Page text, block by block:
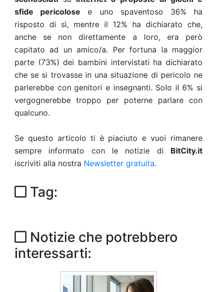
sfide pericolose e uno spaventoso 36% ha
risposto di sì, mentre il 12% ha dichiarato che,
anche se non direttamente a loro, era però
capitato ad un amico/a. Per fortuna la maggior
parte (73%) dei bambini intervistati ha dichiarato
che se si trovasse in una situazione di pericolo ne
parlerebbe con genitori e insegnanti. Solo il 6% si
vergognerebbe troppo per poterne parlare con
qualcuno.
Se questo articolo ti è piaciuto e vuoi rimanere
sempre informato con le notizie di BitCity.it
iscriviti alla nostra Newsletter gratuita.
Tag:
Notizie che potrebbero
interessarti: